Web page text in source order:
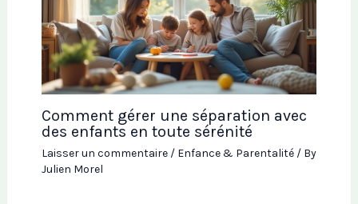
Comment gérer une séparation avec
des enfants en toute sérénité
Laisser un commentaire / Enfance & Parentalité/ By
Julien Morel